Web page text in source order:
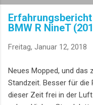
BMW R NineT
Freitag, Januar 12, 2018
Neues Mopped, und das
Standzeit. Besser für die
dieser Zeit frei in der